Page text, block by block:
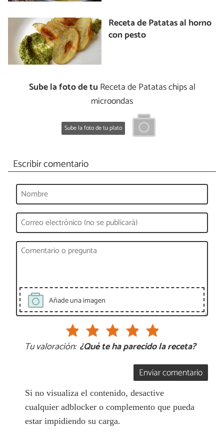
Receta de Patatas al horno
con pesto
Sube la foto de tu Receta de Patatas chips al
microondas
Sube la foto de tu plato
Escribir comentario
Añade una imagen
Tu valoración: ¿Qué te ha parecido la receta?
Enviar comentario
Si no visualiza el contenido, desactive
cualquier adblocker o complemento que pueda
estar impidiendo su carga.